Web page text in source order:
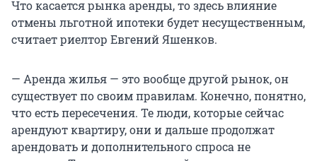
Что касается рынка аренды, то здесь влияние
отмены льготной ипотеки будет несущественным,
считает риелтор Евгений Яшенков.
— Аренда жилья — это вообще другой рынок, он
существует по своим правилам. Конечно, понятно,
что есть пересечения. Те люди, которые сейчас
арендуют квартиру, они и дальше продолжат
арендовать и дополнительного спроса не